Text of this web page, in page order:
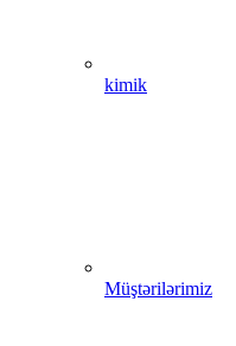
kimik
Müştərilərimiz